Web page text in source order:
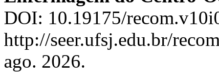
DOI: 10.19175/
http://seer.ufsj.edu.br/
ago. 2026.